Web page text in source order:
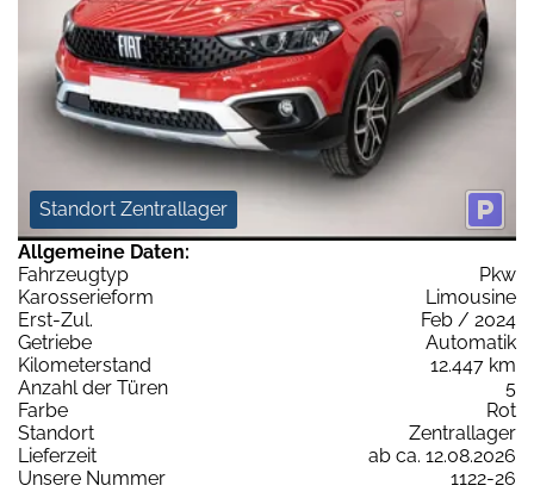
Standort Zentrallager
Allgemeine Daten:
Fahrzeugtyp
Pkw
Karosserieform
Limousine
Erst-Zul.
Feb / 2024
Getriebe
Automatik
Kilometerstand
12.447 km
Anzahl der Türen
5
Farbe
Rot
Standort
Zentrallager
Lieferzeit
ab ca. 12.08.2026
Unsere Nummer
1122-26